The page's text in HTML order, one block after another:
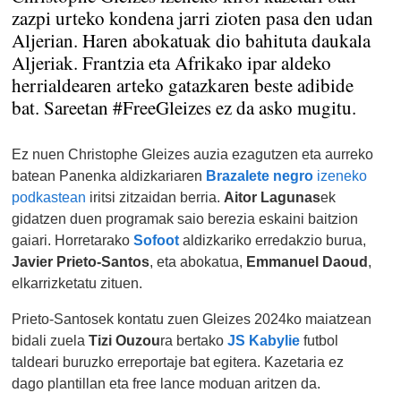
zazpi urteko kondena jarri zioten pasa den udan
Aljerian. Haren abokatuak dio bahituta daukala
Aljeriak. Frantzia eta Afrikako ipar aldeko
herrialdearen arteko gatazkaren beste adibide
bat. Sareetan #FreeGleizes ez da asko mugitu.
Ez nuen Christophe Gleizes auzia ezagutzen eta aurreko
batean Panenka aldizkariaren Brazalete negro izeneko
podkastean iritsi zitzaidan berria. Aitor Lagunasek
gidatzen duen programak saio berezia eskaini baitzion
gaiari. HorretarakoSofoot aldizkariko erredakzio burua,
Javier Prieto-Santos, eta abokatua, Emmanuel Daoud,
elkarrizketatu zituen.
Prieto-Santosek kontatu zuen Gleizes 2024ko maiatzean
bidali zuelaTizi Ouzoura bertakoJS Kabylie futbol
taldeari buruzko erreportaje bat egitera. Kazetaria ez
dago plantillan eta free lance moduan aritzen da.